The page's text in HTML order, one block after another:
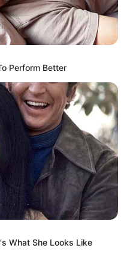
cerveja: veja o
'imposto do
tributária
Perform Better
What She Looks Like